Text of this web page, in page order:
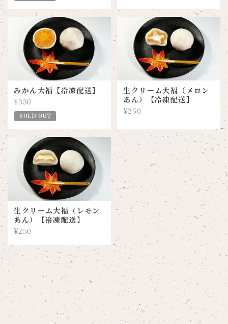
みかん大福【冷凍配送】
¥330
SOLD OUT
生クリーム大福（メロン
あん）【冷凍配送】
¥250
生クリーム大福（レモン
あん）【冷凍配送】
¥250